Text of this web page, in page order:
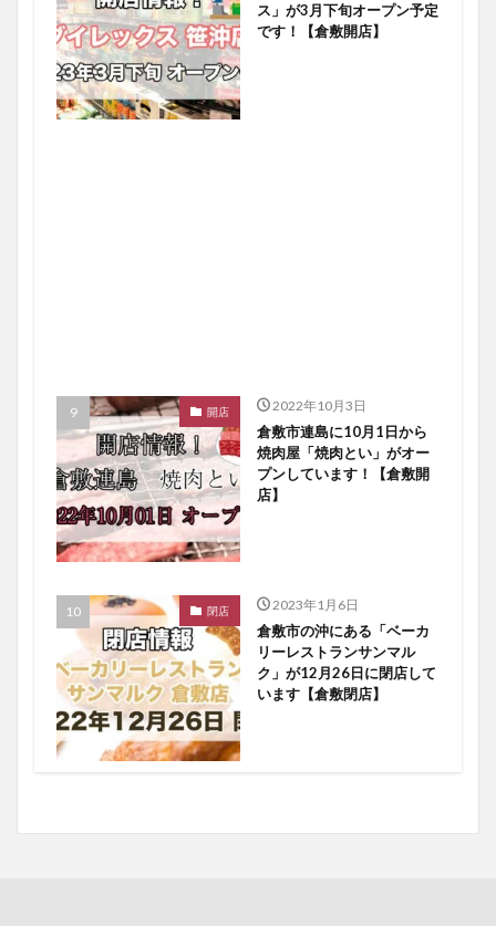
ス」が3月下旬オープン予定
です！【倉敷開店】
開店 2022年10月3日
倉敷市連島に10月1日から
焼肉屋「焼肉とい」がオー
プンしています！【倉敷開
店】
閉店 2023年1月6日
倉敷市の沖にある「ベーカ
リーレストランサンマル
ク」が12月26日に閉店して
います【倉敷閉店】